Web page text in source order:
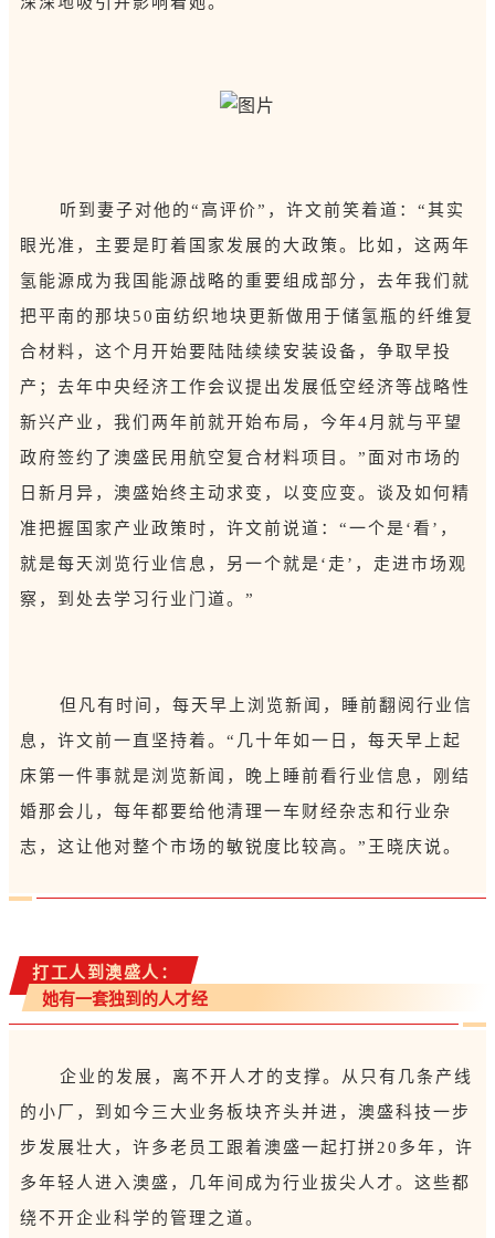
听到妻子对他的“高评价”，许文前笑着道：“其实
眼光准，主要是盯着国家发展的大政策。比如，这两年
氢能源成为我国能源战略的重要组成部分，去年我们就
把平南的那块50亩纺织地块更新做用于储氢瓶的纤维复
合材料，这个月开始要陆陆续续安装设备，争取早投
产；去年中央经济工作会议提出发展低空经济等战略性
新兴产业，我们两年前就开始布局，今年4月就与平望
政府签约了澳盛民用航空复合材料项目。”面对市场的
日新月异，澳盛始终主动求变，以变应变。谈及如何精
准把握国家产业政策时，许文前说道：“一个是‘看’，
就是每天浏览行业信息，另一个就是‘走’，走进市场观
察，到处去学习行业门道。”
但凡有时间，每天早上浏览新闻，睡前翻阅行业信
息，许文前一直坚持着。“几十年如一日，每天早上起
床第一件事就是浏览新闻，晚上睡前看行业信息，刚结
婚那会儿，每年都要给他清理一车财经杂志和行业杂
志，这让他对整个市场的敏锐度比较高。”王晓庆说。
打工人到澳盛人：
她有一套独到的人才经
企业的发展，离不开人才的支撑。从只有几条产线
的小厂，到如今三大业务板块齐头并进，澳盛科技一步
步发展壮大，许多老员工跟着澳盛一起打拼20多年，许
多年轻人进入澳盛，几年间成为行业拔尖人才。这些都
绕不开企业科学的管理之道。